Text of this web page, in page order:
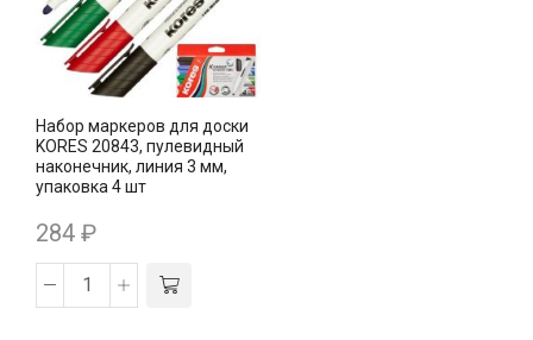
Набор маркеров для доски
KORES 20843, пулевидный
наконечник, линия 3 мм,
упаковка 4 шт
284 ₽